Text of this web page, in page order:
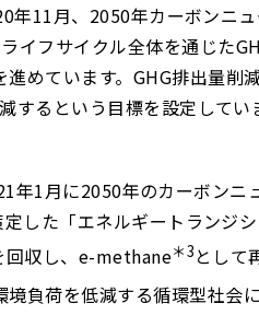
年11月、2050年カーボンニ
イフサイクル全体を通じた
進めています。GHG排出量
するという目標を設定してい
年1月に2050年のカーボン
した「エネルギートランジ
回収し、e-methane＊3 として
負荷を低減する循環型社会